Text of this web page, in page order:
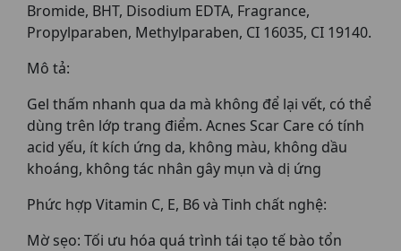
Bromide, BHT, Disodium EDTA, Fragrance,
Propylparaben, Methylparaben, CI 16035, CI 19140.
Mô tả:
Gel thấm nhanh qua da mà không để lại vết, có thể
dùng trên lớp trang điểm. Acnes Scar Care có tính
acid yếu, ít kích ứng da, không màu, không dầu
khoáng, không tác nhân gây mụn và dị ứng
Phức hợp Vitamin C, E, B6 và Tinh chất nghệ:
Mờ sẹo: Tối ưu hóa quá trình tái tạo tế bào tổn